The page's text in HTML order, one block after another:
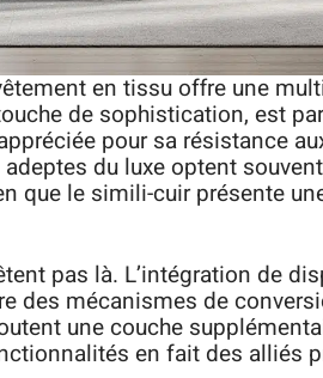
en tissu offre une
de sophistication, est
pour sa résistance
du luxe optent
que le simili-cuir présente
pas là. L’intégration de
des mécanismes de
une couche
en fait des alliés